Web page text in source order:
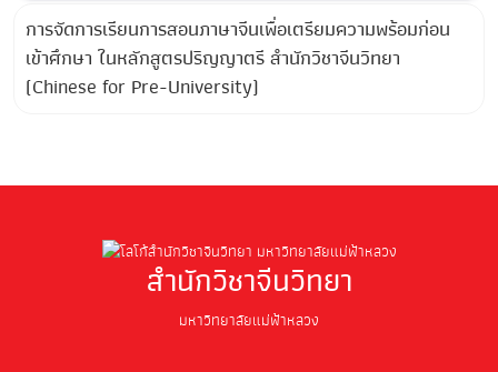
การจัดการเรียนการสอนภาษาจีนเพื่อเตรียมความพร้อมก่อน
เข้าศึกษา ในหลักสูตรปริญญาตรี สำนักวิชาจีนวิทยา
(Chinese for Pre-University)
สำนักวิชาจีนวิทยา
มหาวิทยาลัยแม่ฟ้าหลวง